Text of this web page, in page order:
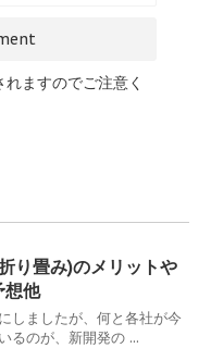
ますのでご注意く
り畳み)のメリットや
想他
しましたが、何と各社が今
るのが、新開発の ...